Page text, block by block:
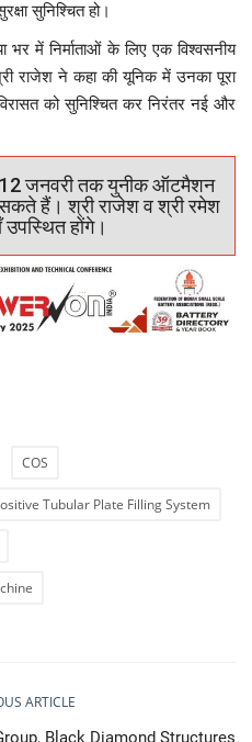
सुनिश्चित हो।
भर में निर्माताओं के लिए एक विश्वसनीय
राजेश ने कहा की यूनिक में उनका पूरा
को सुनिश्चित कर निरंतर नई और
जनवरी तक युनीक ऑटमैशन
हैं। श्री राजेश व श्री रमेश
उपस्थित होंगे।
COS
Tubular Plate Filling System
ARTICLE
Black Diamond Structures